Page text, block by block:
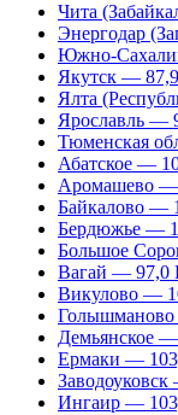
Чита
Энергодар
Южно-
Якутск —
Ялта
Ярославль —
Тюменская
Абатское —
Аромашево —
Байкалово —
Бердюжье —
Большое
Вагай — 97,0
Викулово —
Демьянское
Ермаки —
Ингаир —